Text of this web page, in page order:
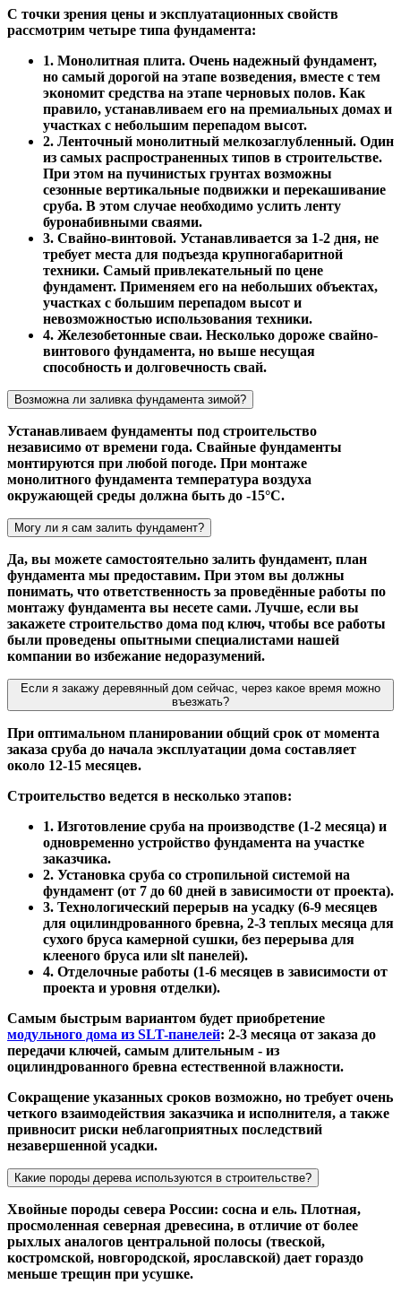
С точки зрения цены и эксплуатационных свойств
рассмотрим четыре типа фундамента:
1. Монолитная плита. Очень надежный фундамент,
но самый дорогой на этапе возведения, вместе с тем
экономит средства на этапе черновых полов. Как
правило, устанавливаем его на премиальных домах и
участках с небольшим перепадом высот.
2. Ленточный монолитный мелкозаглубленный. Один
из самых распространенных типов в строительстве.
При этом на пучинистых грунтах возможны
сезонные вертикальные подвижки и перекашивание
сруба. В этом случае необходимо услить ленту
буронабивными сваями.
3. Свайно-винтовой. Устанавливается за 1-2 дня, не
требует места для подъезда крупногабаритной
техники. Самый привлекательный по цене
фундамент. Применяем его на небольших объектах,
участках с большим перепадом высот и
невозможностью использования техники.
4. Железобетонные сваи. Несколько дороже свайно-
винтового фундамента, но выше несущая
способность и долговечность свай.
Возможна ли заливка фундамента зимой?
Устанавливаем фундаменты под строительство
независимо от времени года. Свайные фундаменты
монтируются при любой погоде. При монтаже
монолитного фундамента температура воздуха
окружающей среды должна быть до -15°С.
Могу ли я сам залить фундамент?
Да, вы можете самостоятельно залить фундамент, план
фундамента мы предоставим. При этом вы должны
понимать, что ответственность за проведённые работы по
монтажу фундамента вы несете сами. Лучше, если вы
закажете строительство дома под ключ, чтобы все работы
были проведены опытными специалистами нашей
компании во избежание недоразумений.
Если я закажу деревянный дом сейчас, через какое время можно
въезжать?
При оптимальном планировании общий срок от момента
заказа сруба до начала эксплуатации дома составляет
около 12-15 месяцев.
Строительство ведется в несколько этапов:
1. Изготовление сруба на производстве (1-2 месяца) и
одновременно устройство фундамента на участке
заказчика.
2. Установка сруба со стропильной системой на
фундамент (от 7 до 60 дней в зависимости от проекта).
3. Технологический перерыв на усадку (6-9 месяцев
для оцилиндрованного бревна, 2-3 теплых месяца для
сухого бруса камерной сушки, без перерыва для
клееного бруса или slt панелей).
4. Отделочные работы (1-6 месяцев в зависимости от
проекта и уровня отделки).
Самым быстрым вариантом будет приобретение
модульного дома из SLT-панелей: 2-3 месяца от заказа до
передачи ключей, самым длительным - из
оцилиндрованного бревна естественной влажности.
Сокращение указанных сроков возможно, но требует очень
четкого взаимодействия заказчика и исполнителя, а также
привносит риски неблагоприятных последствий
незавершенной усадки.
Какие породы дерева используются в строительстве?
Хвойные породы севера России: сосна и ель. Плотная,
просмоленная северная древесина, в отличие от более
рыхлых аналогов центральной полосы (твеской,
костромской, новгородской, ярославской) дает гораздо
меньше трещин при усушке.